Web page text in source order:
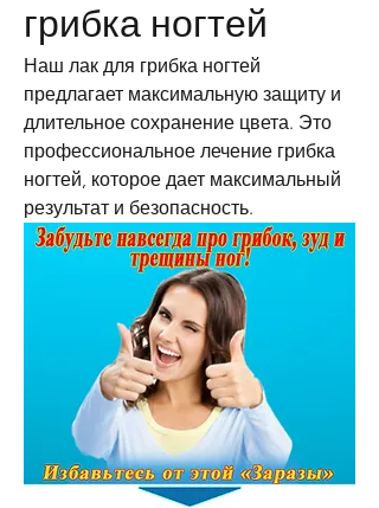
грибка ногтей
Наш лак для грибка ногтей
предлагает максимальную защиту и
длительное сохранение цвета. Это
профессиональное лечение грибка
ногтей, которое дает максимальный
результат и безопасность.